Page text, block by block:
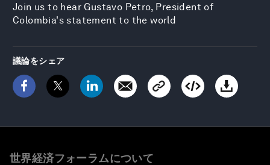
Join us to hear Gustavo Petro, President of
Colombia's statement to the world
議論をシェア
世界経済フォーラムについて